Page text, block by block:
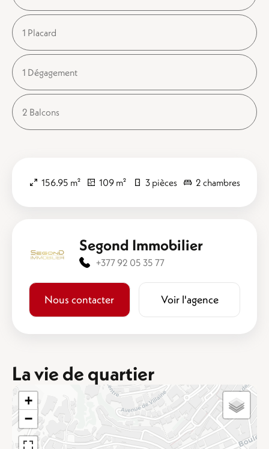
1 Placard
1 Dégagement
2 Balcons
156.95 m² 109 m² 3 pièces 2 chambres
Segond Immobilier
+377 92 05 35 77
Nous contacter Voir l'agence
La vie de quartier
+
−